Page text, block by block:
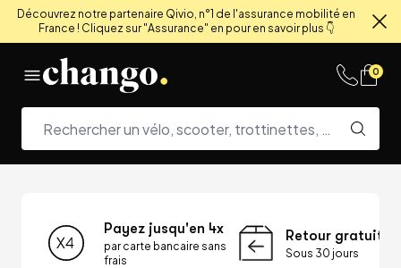
Découvrez notre partenaire Qivio, n°1 de l'assurance mobilité en
France ! Cliquez sur "Assurance" en pour en savoir plus 👇
0
Payez jusqu'en 4x
par carte bancaire sans
frais
Retour gratuit
Sous 30 jours